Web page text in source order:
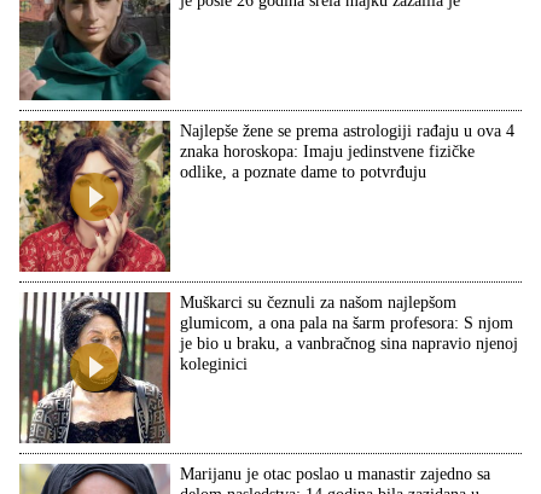
Najlepše žene se prema astrologiji rađaju u ova 4
znaka horoskopa: Imaju jedinstvene fizičke
odlike, a poznate dame to potvrđuju
Muškarci su čeznuli za našom najlepšom
glumicom, a ona pala na šarm profesora: S njom
je bio u braku, a vanbračnog sina napravio njenoj
koleginici
Marijanu je otac poslao u manastir zajedno sa